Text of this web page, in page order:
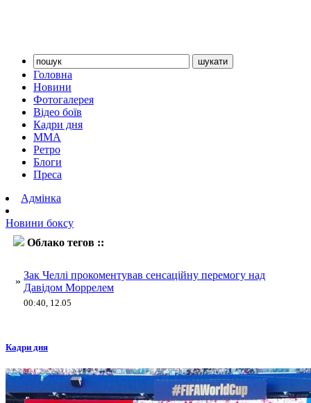
Головна
Новини
Фотогалерея
Відео боїв
Кадри дня
ММА
Ретро
Блоги
Преса
Адмінка
Новини боксу
Облако тегов ::
»
Зак Челлі прокоментував сенсаційну перемогу над
Давідом Моррелем
00:40, 12.05
Кадри дня